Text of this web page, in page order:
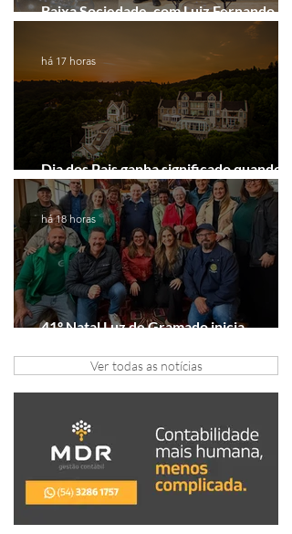
Baixa Sociedade, com Luiz Fernando
Guimarães, chega a Novo Hamburgo
Dia dos Pais ganha significado quando o
presente é viver experiências juntos
há 17 horas
41º Natal Luz de Gramado inicia
há 18 horas
Ver todas as notícias